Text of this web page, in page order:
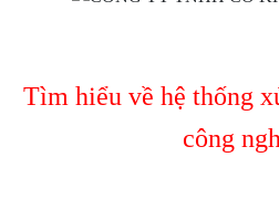
Tìm hiểu về hệ thống
công